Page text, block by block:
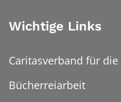
Wichtige Links
Caritasverband für
Bücherreiarbeit